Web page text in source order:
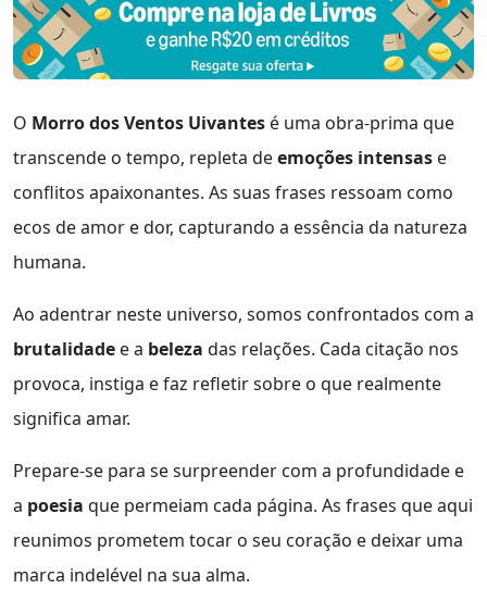
O Morro dos Ventos Uivantes é uma obra-prima que
transcende o tempo, repleta deemoções intensas e
conflitos apaixonantes. As suas frases ressoam como
ecos de amor e dor, capturando a essência da natureza
humana.
Ao adentrar neste universo, somos confrontados com a
brutalidade e a beleza das relações. Cada citação nos
provoca, instiga e faz refletir sobre o que realmente
significa amar.
Prepare-se para se surpreender com a profundidade e
a poesia que permeiam cada página. As frases que aqui
reunimos prometem tocar o seu coração e deixar uma
marca indelével na sua alma.